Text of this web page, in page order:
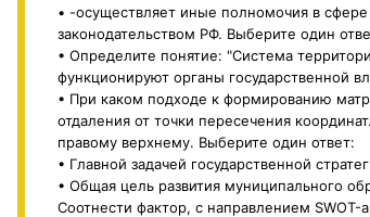
• -осуществляет иные полномочия в сфере
законодательством РФ. Выберите один
• Определите понятие: "Система
функционируют органы государственной
• При каком подходе к формированию
отдаления от точки пересечения
правому верхнему. Выберите один ответ:
• Главной задачей государственной
• Общая цель развития муниципального
Соотнести фактор, с направлением SWOT-